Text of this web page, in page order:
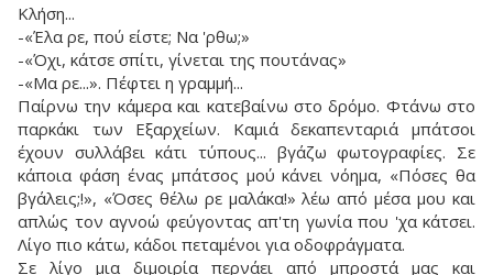
Κλήση...
-«Έλα ρε, πού είστε; Nα 'ρθω;»
-«Όχι, κάτσε σπίτι, γίνεται της πουτάνας»
-«Μα ρε...». Πέφτει η γραμμή...
Παίρνω την κάμερα και κατεβαίνω στο δρόμο. Φτάνω στο
παρκάκι των Εξαρχείων. Kαμιά δεκαπενταριά μπάτσοι
έχουν συλλάβει κάτι τύπους... βγάζω φωτογραφίες. Σε
κάποια φάση ένας μπάτσος μού κάνει νόημα, «Πόσες θα
βγάλεις;!», «Όσες θέλω ρε μαλάκα!» λέω από μέσα μου και
απλώς τον αγνοώ φεύγοντας απ'τη γωνία που 'χα κάτσει.
Λίγο πιο κάτω, κάδοι πεταμένοι για οδοφράγματα.
Σε λίγο μια διμοιρία περνάει από μπροστά μας και